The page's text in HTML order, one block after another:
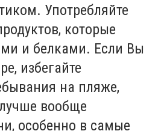
Употребляйте
которые
и белками. Если Вы
избегайте
на пляже,
вообще
особенно в самые